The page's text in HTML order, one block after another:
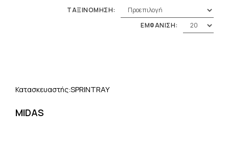
ΤΑΞΙΝΟΜΗΣΗ:
ΕΜΦΑΝΙΣΗ:
MIDAS
Κατασκευαστής:SPRINTRAY